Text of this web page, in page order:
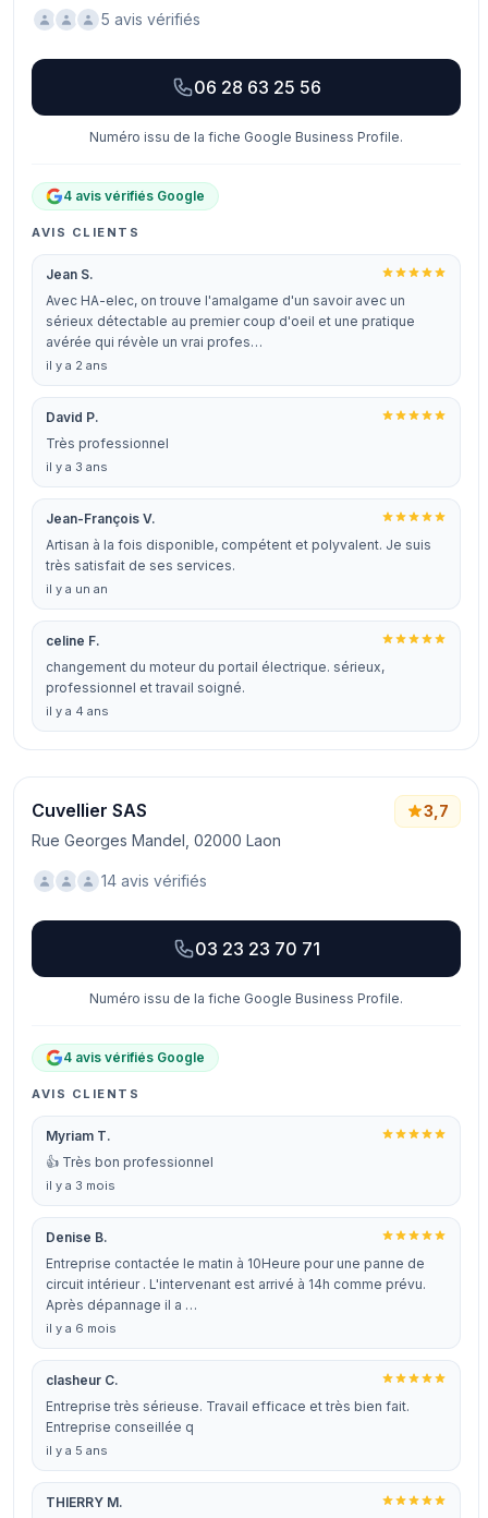
5 avis vérifiés
06 28 63 25 56
Numéro issu de la fiche Google Business Profile.
4 avis vérifiés Google
AVIS CLIENTS
Jean S.
Avec HA-elec, on trouve l'amalgame d'un savoir avec un
sérieux détectable au premier coup d'oeil et une pratique
avérée qui révèle un vrai profes…
il y a 2 ans
David P.
Très professionnel
il y a 3 ans
Jean-François V.
Artisan à la fois disponible, compétent et polyvalent. Je suis
très satisfait de ses services.
il y a un an
celine F.
changement du moteur du portail électrique. sérieux,
professionnel et travail soigné.
il y a 4 ans
Cuvellier SAS
Rue Georges Mandel, 02000 Laon
3,7
14 avis vérifiés
03 23 23 70 71
Numéro issu de la fiche Google Business Profile.
4 avis vérifiés Google
AVIS CLIENTS
Myriam T.
👍 Très bon professionnel
il y a 3 mois
Denise B.
Entreprise contactée le matin à 10Heure pour une panne de
circuit intérieur . L'intervenant est arrivé à 14h comme prévu.
Après dépannage il a …
il y a 6 mois
clasheur C.
Entreprise très sérieuse. Travail efficace et très bien fait.
Entreprise conseillée q
il y a 5 ans
THIERRY M.